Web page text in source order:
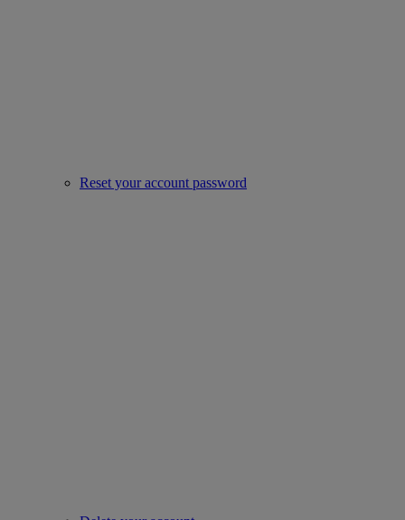
Reset your account password